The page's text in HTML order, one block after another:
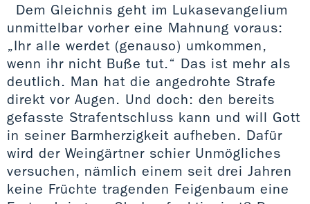
Dem Gleichnis geht im Lukasevangelium
unmittelbar vorher eine Mahnung voraus:
„Ihr alle werdet (genauso) umkommen,
wenn ihr nicht Buße tut.“ Das ist mehr als
deutlich. Man hat die angedrohte Strafe
direkt vor Augen. Und doch: den bereits
gefasste Strafentschluss kann und will Gott
in seiner Barmherzigkeit aufheben. Dafür
wird der Weingärtner schier Unmögliches
versuchen, nämlich einem seit drei Jahren
keine Früchte tragenden Feigenbaum eine